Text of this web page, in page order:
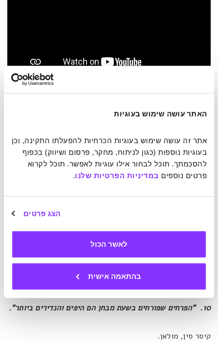
האתר עושה שימוש בעוגיות
פרטים נוספים במדיניות הפרטיות שלנו.
הצג פרטים
לאשר הכול
בהתאמה אישית
אתה יכול לברוח ממנו או ללמוד ממנו".
רפיקי, מלך האריות.
8. "חשבו את המחשבות השמחות ביותר. זה בדיוק כמו להצמיח
9. "אותם הדברים שמכבידים עליך הם בדיוק אלו שירימו אותך
10. "הפרחים שפורחים בשעת מבחן הם היפים והנדירים ביותר".
קיסר סין, מולאן.